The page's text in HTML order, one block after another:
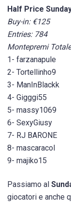
Half Price
Buy-in: €125
Entries: 784
Montepremi
1- farzanapule
2- Tortellinho9
3- ManInBlackk
4- Gigggi55
5- massy1069
6- SexyGiusy
7- RJ BARONE
8- mascaracol
9- majiko15
Passiamo al
giocatori e anche